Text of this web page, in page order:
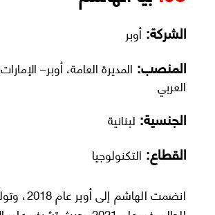
الشركة:أوبر
المنصب: المديرة العامة، أوبر–
العربي
الجنسية: لبنانية
القطاع: التكنولوجيا
انضمت